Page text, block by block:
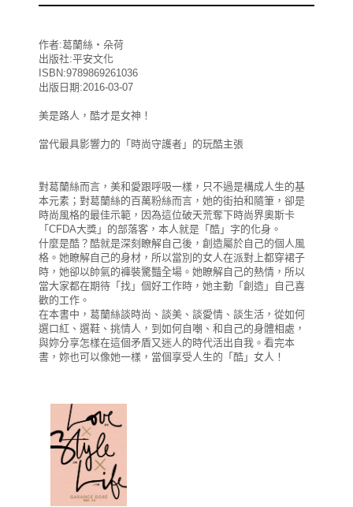
作者:葛蘭絲‧朵荷
出版社:平安文化
ISBN:9789869261036
出版日期:2016-03-07
美是路人，酷才是女神！
當代最具影響力的「時尚守護者」的玩酷主張
對葛蘭絲而言，美和愛跟呼吸一樣，只不過是構成人生的基
本元素；對葛蘭絲的百萬粉絲而言，她的街拍和隨筆，卻是
時尚風格的最佳示範，因為這位破天荒奪下時尚界奧斯卡
「CFDA大獎」的部落客，本人就是「酷」字的化身。
什麼是酷？酷就是深刻瞭解自己後，創造屬於自己的個人風
格。她瞭解自己的身材，所以當別的女人在派對上都穿裙子
時，她卻以帥氣的褲裝驚豔全場。她瞭解自己的熱情，所以
當大家都在期待「找」個好工作時，她主動「創造」自己喜
歡的工作。
在本書中，葛蘭絲談時尚、談美、談愛情、談生活，從如何
選口紅、選鞋、挑情人，到如何自嘲、和自己的身體相處，
與妳分享怎樣在這個矛盾又迷人的時代活出自我。看完本
書，妳也可以像她一樣，當個享受人生的「酷」女人！